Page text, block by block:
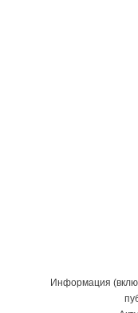
Информация